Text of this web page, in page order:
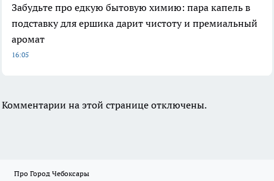
Забудьте про едкую бытовую химию: пара капель в
подставку для ершика дарит чистоту и премиальный
аромат
16:05
Комментарии на этой странице отключены.
Про Город Чебоксары